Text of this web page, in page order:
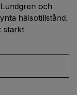
och
hälsotillstånd.
starkt